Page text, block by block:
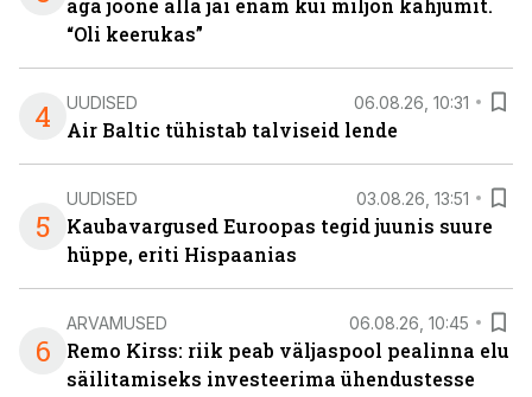
aga joone alla jäi enam kui miljon kahjumit.
“Oli keerukas”
4 UUDISED 06.08.26, 10:31
Air Baltic tühistab talviseid lende
5
UUDISED 03.08.26, 13:51
Kaubavargused Euroopas tegid juunis suure
hüppe, eriti Hispaanias
6
ARVAMUSED 06.08.26, 10:45
Remo Kirss: riik peab väljaspool pealinna elu
säilitamiseks investeerima ühendustesse